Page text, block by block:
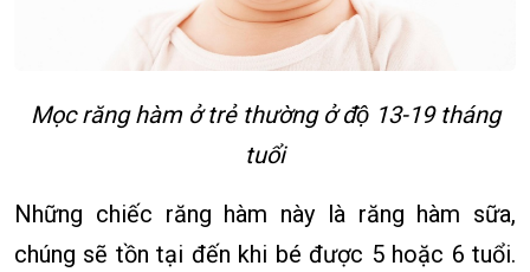
Mọc răng hàm ở trẻ thường ở độ 13-19 tháng
tuổi
Những chiếc răng hàm này là răng hàm sữa,
chúng sẽ tồn tại đến khi bé được 5 hoặc 6 tuổi.